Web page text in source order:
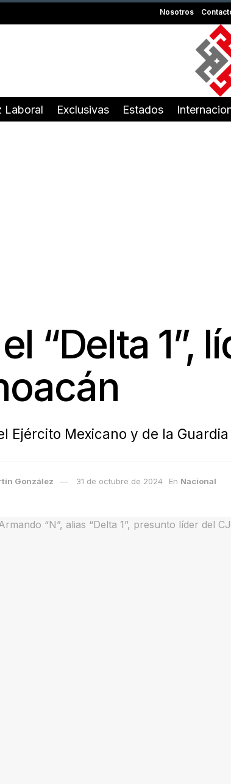
Nosotros
Laboral Exclusivas Estados
“Delta 1”,
Ejército Mexicano y de la
González 31 de octubre de 2024 En Nacional